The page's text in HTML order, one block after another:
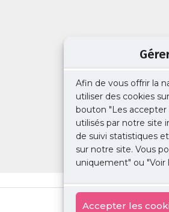
Afin de vous offrir la
utiliser des cookies
bouton "Les accepter
utilisés par notre site
de suivi statistiques
sur notre site. Vous
uniquement" ou "Voir
Accepter les